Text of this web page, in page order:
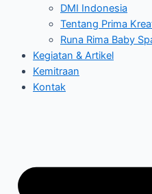
DMI Indonesia
Tentang Prima
Runa Rima Baby
Kegiatan & Artikel
Kemitraan
Kontak